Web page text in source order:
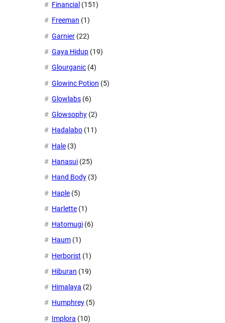
Financial (151)
Freeman (1)
Garnier (22)
Gaya Hidup (19)
Glourganic (4)
Glowinc Potion (5)
Glowlabs (6)
Glowsophy (2)
Hadalabo (11)
Hale (3)
Hanasui (25)
Hand Body (3)
Haple (5)
Harlette (1)
Hatomugi (6)
Haum (1)
Herborist (1)
Hiburan (19)
Himalaya (2)
Humphrey (5)
Implora (10)